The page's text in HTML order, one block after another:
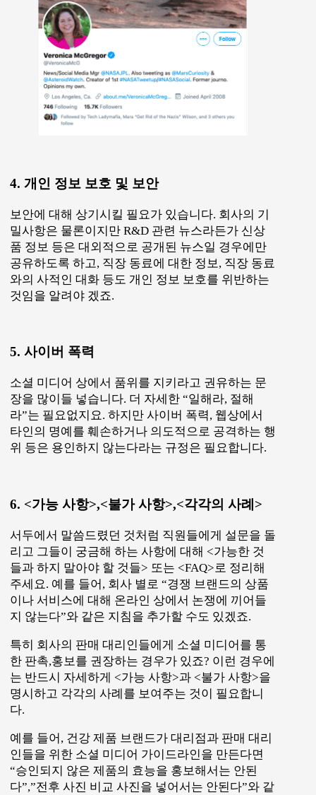
4. 개인 정보 보호 및 보안
보안에 대해 상기시킬 필요가 있습니다. 회사의 기
밀사항은 물론이지만 R&D 관련 뉴스라든가 신상
품 정보 등은 대외적으로 공개된 뉴스일 경우에만
공유하도록 하고, 직장 동료에 대한 정보, 직장 동료
와의 사적인 대화 등도 개인 정보 보호를 위반하는
것임을 알려야 겠죠.
5. 사이버 폭력
소셜 미디어 상에서 품위를 지키라고 권유하는 문
장을 많이들 넣습니다. 더 자세한 “일해라, 절해
라”는 필요없지요. 하지만 사이버 폭력, 웹상에서
타인의 명예를 훼손하거나 의도적으로 공격하는 행
위 등은 용인하지 않는다라는 규정은 필요합니다.
6. <가능 사항>,<불가 사항>,<각각의 사례>
서두에서 말씀드렸던 것처럼 직원들에게 설문을 돌
리고 그들이 궁금해 하는 사항에 대해 <가능한 것
들과 하지 말아야 할 것들> 또는 <FAQ>로 정리해
주세요. 예를 들어, 회사 별로 “경쟁 브랜드의 상품
이나 서비스에 대해 온라인 상에서 논쟁에 끼어들
지 않는다”와 같은 지침을 추가할 수도 있겠죠.
특히 회사의 판매 대리인들에게 소셜 미디어를 통
한 판촉,홍보를 권장하는 경우가 있죠? 이런 경우에
는 반드시 자세하게 <가능 사항>과 <불가 사항>을
명시하고 각각의 사례를 보여주는 것이 필요합니
다.
예를 들어, 건강 제품 브랜드가 대리점과 판매 대리
인들을 위한 소셜 미디어 가이드라인을 만든다면
“승인되지 않은 제품의 효능을 홍보해서는 안된
다”,”전후 사진 비교 사진을 넣어서는 안된다”와 같